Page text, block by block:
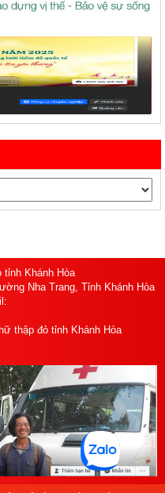
tỉnh Khánh Hòa
Nha Trang, Tỉnh Khánh Hòa
thập đỏ tỉnh Khánh Hòa